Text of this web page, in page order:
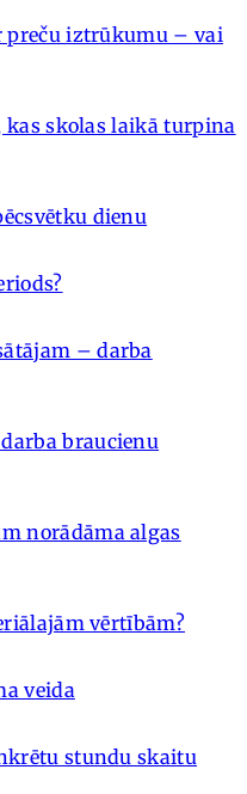
preču iztrūkumu – vai
skolas laikā turpina
dienu
– darba
braucienu
norādāma algas
vērtībām?
veida
stundu skaitu